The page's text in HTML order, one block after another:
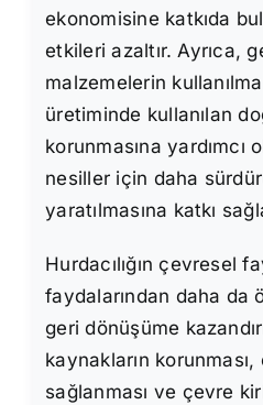
ekonomisine katkıda
etkileri azaltır. Ayrıca,
malzemelerin
üretiminde kullanılan
korunmasına yardımcı
nesiller için daha
yaratılmasına katkı
Hurdacılığın çevresel
faydalarından daha da
geri dönüşüme
kaynakların
sağlanması ve çevre